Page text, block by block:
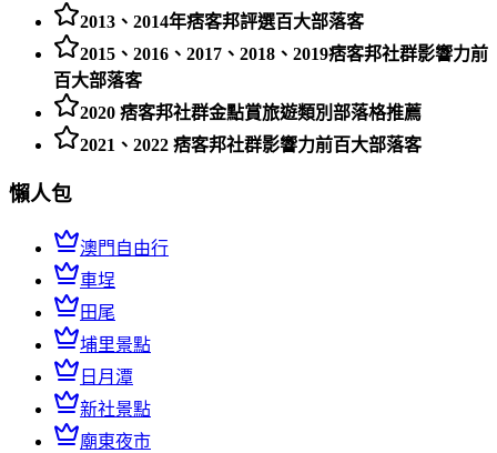
2013、2014年痞客邦評選百大部落客
2015、2016、2017、2018、2019痞客邦社群影響力前
百大部落客
2020 痞客邦社群金點賞旅遊類別部落格推薦
2021、2022 痞客邦社群影響力前百大部落客
懶人包
澳門自由行
車埕
田尾
埔里景點
日月潭
新社景點
廟東夜市